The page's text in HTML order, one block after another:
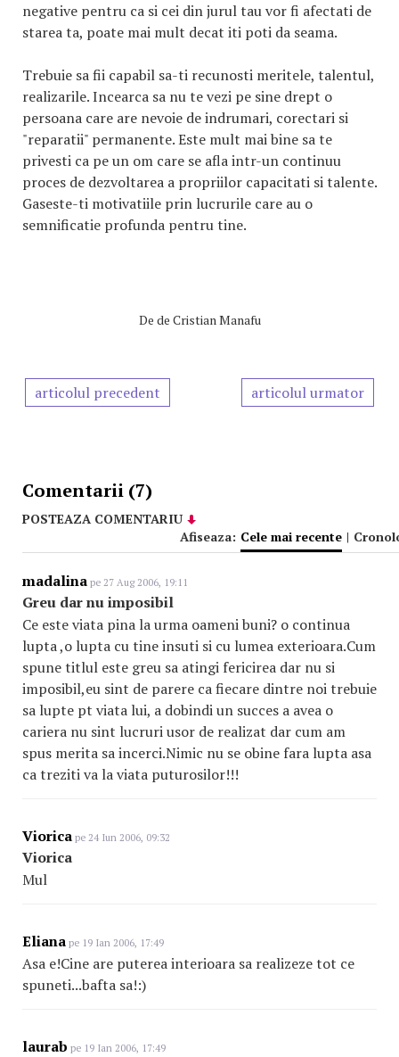
negative pentru ca si cei din jurul tau vor fi afectati de
starea ta, poate mai mult decat iti poti da seama.
Trebuie sa fii capabil sa-ti recunosti meritele, talentul,
realizarile. Incearca sa nu te vezi pe sine drept o
persoana care are nevoie de indrumari, corectari si
"reparatii" permanente. Este mult mai bine sa te
privesti ca pe un om care se afla intr-un continuu
proces de dezvoltarea a propriilor capacitati si talente.
Gaseste-ti motivatiile prin lucrurile care au o
semnificatie profunda pentru tine.
De de Cristian Manafu
articolul precedent articolul urmator
Comentarii (7)
POSTEAZA COMENTARIU
Afiseaza: Cele mai recente |
madalina pe 27 Aug 2006, 19:11
Greu dar nu imposibil
Ce este viata pina la urma oameni buni? o continua
lupta ,o lupta cu tine insuti si cu lumea exterioara.Cum
spune titlul este greu sa atingi fericirea dar nu si
imposibil,eu sint de parere ca fiecare dintre noi trebuie
sa lupte pt viata lui, a dobindi un succes a avea o
cariera nu sint lucruri usor de realizat dar cum am
spus merita sa incerci.Nimic nu se obine fara lupta asa
ca treziti va la viata puturosilor!!!
Viorica pe 24 Iun 2006, 09:32
Viorica
Mul
Eliana pe 19 Ian 2006, 17:49
Asa e!Cine are puterea interioara sa realizeze tot ce
spuneti...bafta sa!:)
laurab pe 19 Ian 2006, 17:49